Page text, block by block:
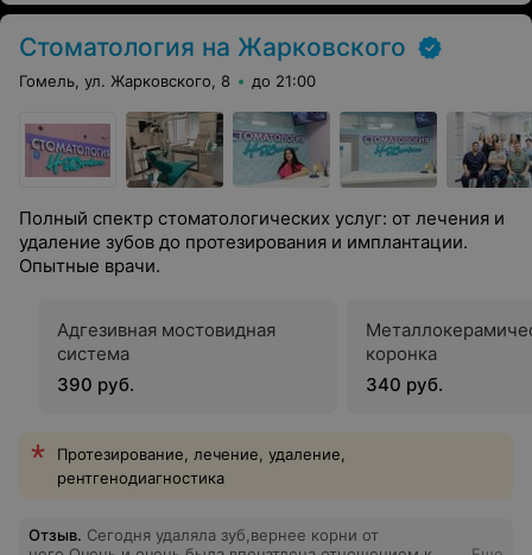
Стоматология на Жарковского
Гомель, ул. Жарковского, 8 до 21:00
Полный спектр стоматологических услуг: от лечения и
удаление зубов до протезирования и имплантации.
Опытные врачи.
Адгезивная мостовидная
система
390 руб.
коронка
340 руб.
Протезирование, лечение, удаление,
рентгенодиагностика
Отзыв. Сегодня удаляла зуб,вернее корни от